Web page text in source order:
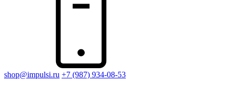
shop@impulsi.ru +7 (987) 934-08-53